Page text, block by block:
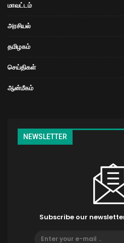
மாவட்டம்
அரசியல்
தமிழகம்
செய்திகள்
ஆன்மீகம்
NEWSLETTER
Subscribe our